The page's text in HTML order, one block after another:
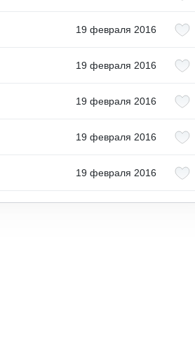
19 февраля 2016
19 февраля 2016
19 февраля 2016
19 февраля 2016
19 февраля 2016